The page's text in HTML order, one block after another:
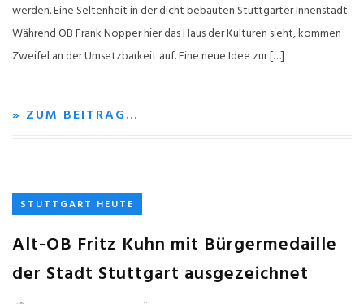
werden. Eine Seltenheit in der dicht bebauten Stuttgarter Innenstadt.
Während OB Frank Nopper hier das Haus der Kulturen sieht, kommen
Zweifel an der Umsetzbarkeit auf. Eine neue Idee zur […]
» ZUM BEITRAG…
STUTTGART HEUTE
Alt-OB Fritz Kuhn mit Bürgermedaille
der Stadt Stuttgart ausgezeichnet